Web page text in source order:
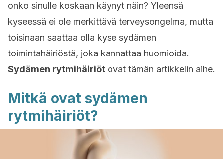
onko sinulle koskaan käynyt näin? Yleensä
kyseessä ei ole merkittävä terveysongelma, mutta
toisinaan saattaa olla kyse sydämen
toimintahäiriöstä, joka kannattaa huomioida.
Sydämen rytmihäiriöt ovat tämän artikkelin aihe.
Mitkä ovat sydämen
rytmihäiriöt?